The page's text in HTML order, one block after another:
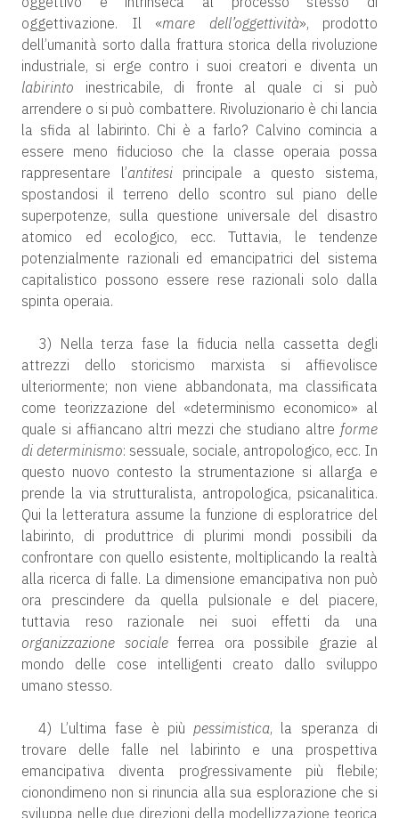
oggettivazione. Il «mare dell’oggettività», prodotto
dell’umanità sorto dalla frattura storica della rivoluzione
industriale, si erge contro i suoi creatori e diventa un
labirinto inestricabile, di fronte al quale ci si può
arrendere o si può combattere. Rivoluzionario è chi lancia
la sfida al labirinto. Chi è a farlo? Calvino comincia a
essere meno fiducioso che la classe operaia possa
rappresentare l’antitesiprincipale a questo sistema,
spostandosi il terreno dello scontro sul piano delle
superpotenze, sulla questione universale del disastro
atomico ed ecologico, ecc. Tuttavia, le tendenze
potenzialmente razionali ed emancipatrici del sistema
capitalistico possono essere rese razionali solo dalla
spinta operaia.
3) Nella terza fase la fiducia nella cassetta degli
attrezzi dello storicismo marxista si affievolisce
ulteriormente; non viene abbandonata, ma classificata
come teorizzazione del «determinismo economico» al
quale si affiancano altri mezzi che studiano altre forme
di determinismo: sessuale, sociale, antropologico, ecc. In
questo nuovo contesto la strumentazione si allarga e
prende la via strutturalista, antropologica, psicanalitica.
Qui la letteratura assume la funzione di esploratrice del
labirinto, di produttrice di plurimi mondi possibili da
confrontare con quello esistente, moltiplicando la realtà
alla ricerca di falle. La dimensione emancipativa non può
ora prescindere da quella pulsionale e del piacere,
tuttavia reso razionale nei suoi effetti da una
organizzazione socialeferrea ora possibile grazie al
mondo delle cose intelligenti creato dallo sviluppo
umano stesso.
4) L’ultima fase è piùpessimistica, la speranza di
trovare delle falle nel labirinto e una prospettiva
emancipativa diventa progressivamente più flebile;
cionondimeno non si rinuncia alla sua esplorazione che si
sviluppa nelle due direzioni della modellizzazione teorica